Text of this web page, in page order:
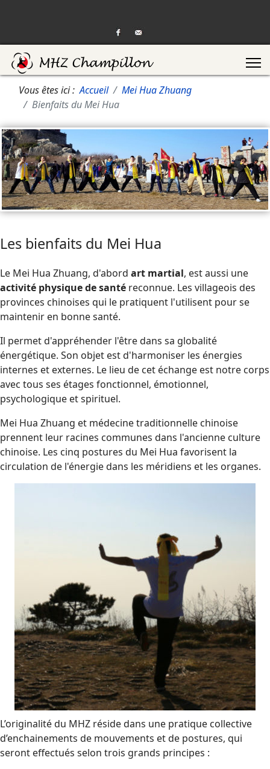
Vous êtes ici :Accueil
Mei Hua Zhuang
Bienfaits du Mei Hua
Les bienfaits du Mei Hua
Le Mei Hua Zhuang, d'abord art martial, est aussi une
activité physique de santé reconnue. Les villageois des
provinces chinoises qui le pratiquent l'utilisent pour se
maintenir en bonne santé.
Il permet d'appréhender l'être dans sa globalité
énergétique. Son objet est d'harmoniser les énergies
internes et externes. Le lieu de cet échange est notre corps
avec tous ses étages fonctionnel, émotionnel,
psychologique et spirituel.
Mei Hua Zhuang et médecine traditionnelle chinoise
prennent leur racines communes dans l'ancienne culture
chinoise. Les cinq postures du Mei Hua favorisent la
circulation de l'énergie dans les méridiens et les organes.
L’originalité du MHZ réside dans une pratique collective
d’enchainements de mouvements et de postures, qui
seront effectués selon trois grands principes :